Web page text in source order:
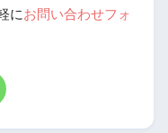
にお問い合わせフォ